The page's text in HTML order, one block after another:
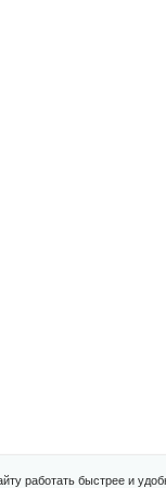
работать быстрее и